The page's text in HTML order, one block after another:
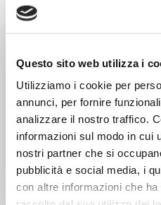
Questo sito web utilizza i
Utilizziamo i cookie per
annunci, per fornire
analizzare il nostro traffico.
informazioni sul modo in cui
nostri partner che si
pubblicità e social media, i
con altre informazioni che
Progetti Locali
Corso di social
In collaborazione
con @p2plabmonselice e
un nuovissimo corso sui
composto da […]